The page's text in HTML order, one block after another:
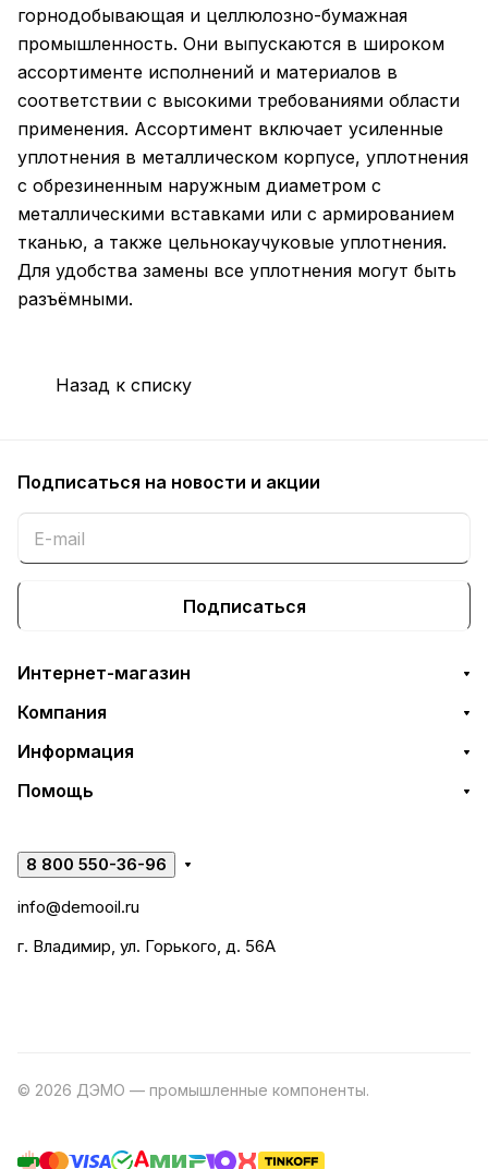
горнодобывающая и целлюлозно-бумажная
промышленность. Они выпускаются в широком
ассортименте исполнений и материалов в
соответствии с высокими требованиями области
применения. Ассортимент включает усиленные
уплотнения в металлическом корпусе, уплотнения
с обрезиненным наружным диаметром с
металлическими вставками или с армированием
тканью, а также цельнокаучуковые уплотнения.
Для удобства замены все уплотнения могут быть
разъёмными.
Назад к списку
Подписаться на новости и акции
Подписаться
Интернет-магазин
Компания
Информация
Помощь
8 800 550-36-96
info@demooil.ru
г. Владимир, ул. Горького, д. 56А
© 2026 ДЭМО — промышленные компоненты.